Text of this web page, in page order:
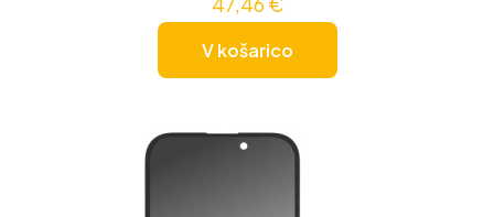
V košarico